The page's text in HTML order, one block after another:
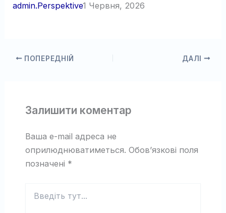
admin.Perspektive1 Червня, 2026
ПОПЕРЕДНІЙ ДАЛІ
Залишити коментар
Ваша e-mail адреса не
оприлюднюватиметься. Обов’язкові поля
позначені *
тут...